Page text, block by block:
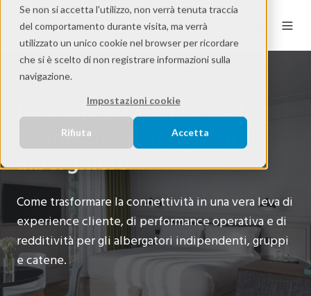
Se non si accetta l'utilizzo, non verrà tenuta traccia
del comportamento durante visita, ma verrà
utilizzato un unico cookie nel browser per ricordare
che si è scelto di non registrare informazioni sulla
navigazione.
Impostazioni cookie
Rifiuta Accetta
La guida strategica della
connettività nel settore
alberghiero
Come trasformare la connettività in una vera leva di
experience cliente, di performance operativa e di
redditività per gli albergatori indipendenti, gruppi
e catene.